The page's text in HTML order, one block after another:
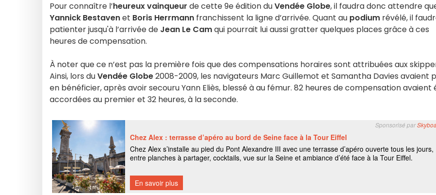
Pour connaître l’heureux vainqueur de cette 9e édition duVendée Globe, il faudra donc attendre
Yannick Bestavenet Boris Herrmann franchissent la ligne d’arrivée. Quant au podium révélé, il
patienter jusqu'à l’arrivée de Jean Le Camqui pourrait lui aussi gratter quelques places grâce à ces
heures de compensation.
À noter que ce n’est pas la première fois que des compensations horaires sont attribuées aux
Ainsi, lors duVendée Globe2008-2009, les navigateurs Marc Guillemot et Samantha Davies avaient
en bénéficier, après avoir secouru Yann Eliès, blessé à au fémur. 82 heures de compensation avaient
accordées au premier et 32 heures, à la seconde.